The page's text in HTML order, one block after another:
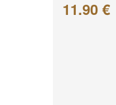
11.90 €